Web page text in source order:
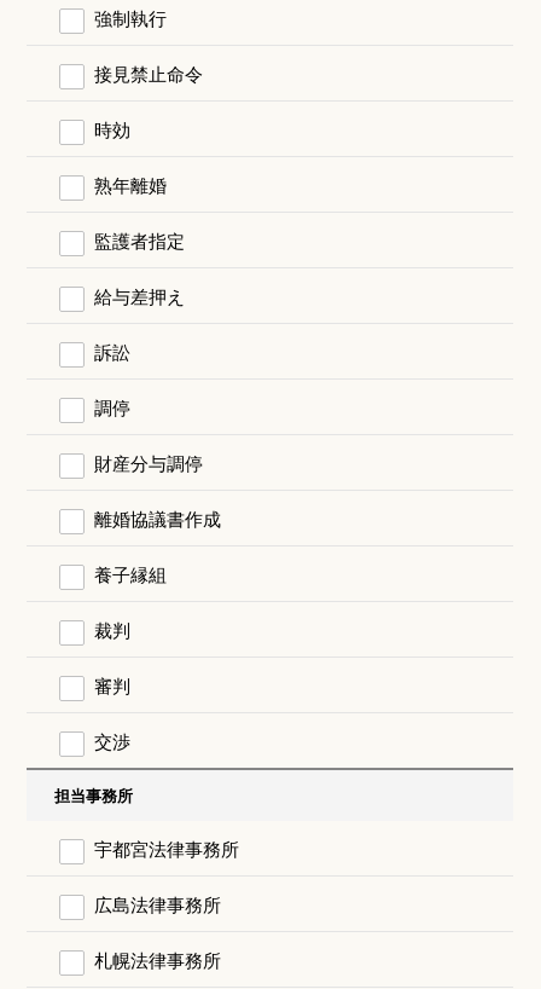
強制執行
接見禁止命令
時効
熟年離婚
監護者指定
給与差押え
訴訟
調停
財産分与調停
離婚協議書作成
養子縁組
裁判
審判
交渉
担当事務所
宇都宮法律事務所
広島法律事務所
札幌法律事務所